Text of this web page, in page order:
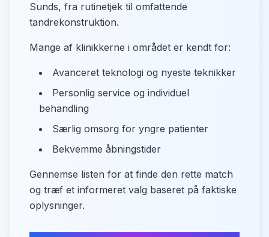
Sunds, fra rutinetjek til omfattende
tandrekonstruktion.
Mange af klinikkerne i området er kendt for:
Avanceret teknologi og nyeste teknikker
Personlig service og individuel
behandling
Særlig omsorg for yngre patienter
Bekvemme åbningstider
Gennemse listen for at finde den rette match
og træf et informeret valg baseret på faktiske
oplysninger.